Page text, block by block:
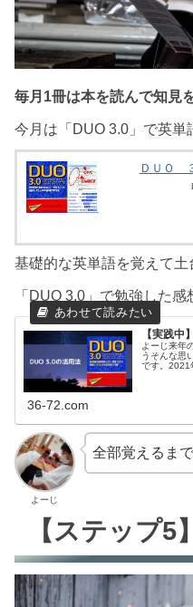
毎月1冊は本を読んで知見
今月は「DUO 3.0」で英単
ＤＵＯ
基礎的な英単語を覚えて土
「DUO 3.0」で勉強した感
【実践中
よーじ来年
うそんな思
です。2021
36-72.com
よーじ
全部覚えるま
【ステップ5